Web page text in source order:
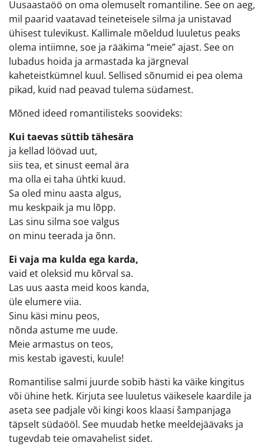
Uusaastaöö on oma olemuselt romantiline. See on aeg,
mil paarid vaatavad teineteisele silma ja unistavad
ühisest tulevikust. Kallimale mõeldud luuletus peaks
olema intiimne, soe ja rääkima “meie” ajast. See on
lubadus hoida ja armastada ka järgneval
kaheteistkümnel kuul. Sellised sõnumid ei pea olema
pikad, kuid nad peavad tulema südamest.
Mõned ideed romantilisteks soovideks:
Kui taevas süttib tähesära
ja kellad löövad uut,
siis tea, et sinust eemal ära
ma olla ei taha ühtki kuud.
Sa oled minu aasta algus,
mu keskpaik ja mu lõpp.
Las sinu silma soe valgus
on minu teerada ja õnn.
Ei vaja ma kulda ega karda,
vaid et oleksid mu kõrval sa.
Las uus aasta meid koos kanda,
üle elumere viia.
Sinu käsi minu peos,
nõnda astume me uude.
Meie armastus on teos,
mis kestab igavesti, kuule!
Romantilise salmi juurde sobib hästi ka väike kingitus
või ühine hetk. Kirjuta see luuletus väikesele kaardile ja
aseta see padjale või kingi koos klaasi šampanjaga
täpselt südaööl. See muudab hetke meeldejäävaks ja
tugevdab teie omavahelist sidet.